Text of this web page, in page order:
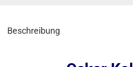
Beschreibung